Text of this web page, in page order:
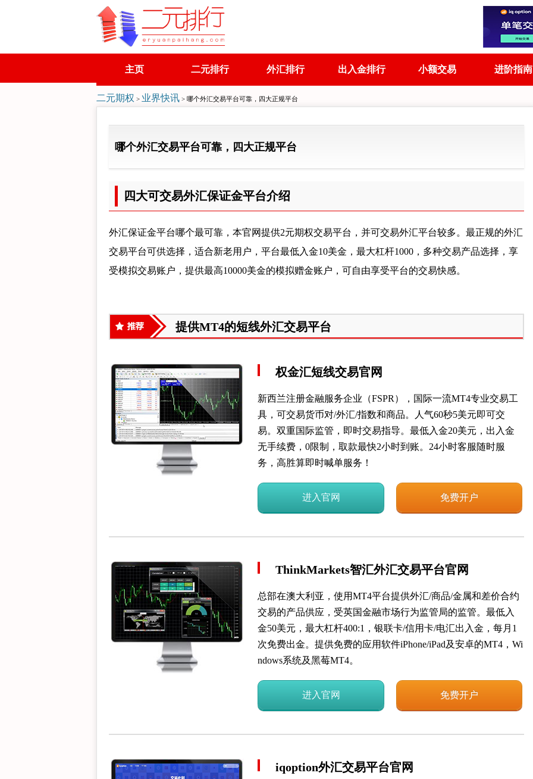
主页 二元排行 外汇排行 出入金排行 小额交易 进阶指南
二元期权 > 业界快讯 > 哪个外汇交易平台可靠，四大正规平台
哪个外汇交易平台可靠，四大正规平台
四大可交易外汇保证金平台介绍
外汇保证金平台哪个最可靠，本官网提供2元期权交易平台，并可交易外汇平台较多。最正规的外汇
交易平台可供选择，适合新老用户，平台最低入金10美金，最大杠杆1000，多种交易产品选择，享
受模拟交易账户，提供最高10000美金的模拟赠金账户，可自由享受平台的交易快感。
提供MT4的短线外汇交易平台
权金汇短线交易官网
新西兰注册金融服务企业（FSPR），国际一流MT4专业交易工
具，可交易货币对/外汇/指数和商品。人气60秒5美元即可交
易。双重国际监管，即时交易指导。最低入金20美元，出入金
无手续费，0限制，取款最快2小时到账。24小时客服随时服
务，高胜算即时喊单服务！
进入官网 免费开户
ThinkMarkets智汇外汇交易平台官网
总部在澳大利亚，使用MT4平台提供外汇/商品/金属和差价合约
交易的产品供应，受英国金融市场行为监管局的监管。最低入
金50美元，最大杠杆400:1，银联卡/信用卡/电汇出入金，每月1
次免费出金。提供免费的应用软件iPhone/iPad及安卓的MT4，Wi
ndows系统及黑莓MT4。
进入官网 免费开户
iqoption外汇交易平台官网